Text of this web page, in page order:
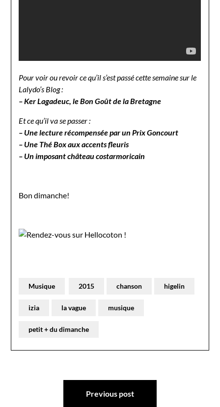
Pour voir ou revoir ce qu’il s’est passé cette semaine sur le
Lalydo’s Blog :
– Ker Lagadeuc, le Bon Goût de la Bretagne
Et ce qu’il va se passer :
– Une lecture récompensée par un Prix Goncourt
– Une Thé Box aux accents fleuris
– Un imposant château costarmoricain
Bon dimanche!
Musique 2015 chanson higelin
izia la vague musique
petit + du dimanche
Navigation
Previous post